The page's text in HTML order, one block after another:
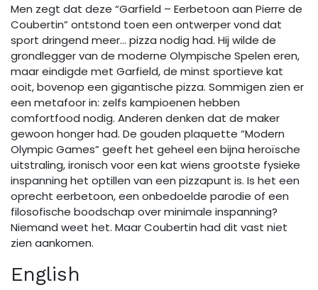
Men zegt dat deze “Garfield – Eerbetoon aan Pierre de
Coubertin” ontstond toen een ontwerper vond dat
sport dringend meer… pizza nodig had. Hij wilde de
grondlegger van de moderne Olympische Spelen eren,
maar eindigde met Garfield, de minst sportieve kat
ooit, bovenop een gigantische pizza. Sommigen zien er
een metafoor in: zelfs kampioenen hebben
comfortfood nodig. Anderen denken dat de maker
gewoon honger had. De gouden plaquette “Modern
Olympic Games” geeft het geheel een bijna heroïsche
uitstraling, ironisch voor een kat wiens grootste fysieke
inspanning het optillen van een pizzapunt is. Is het een
oprecht eerbetoon, een onbedoelde parodie of een
filosofische boodschap over minimale inspanning?
Niemand weet het. Maar Coubertin had dit vast niet
zien aankomen.
English